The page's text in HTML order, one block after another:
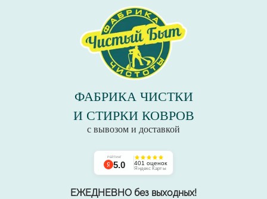
ФАБРИКА ЧИСТКИ
И СТИРКИ КОВРОВ
с вывозом и доставкой
РЕЙТИНГ
5.0 401 оценок
Яндекс Карты
ЕЖЕДНЕВНО без выходных!